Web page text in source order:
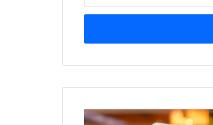
P
s
a
r
T